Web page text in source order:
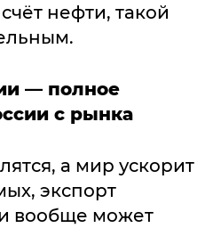
нефти, такой
— полное
с рынка
а мир ускорит
экспорт
вообще может